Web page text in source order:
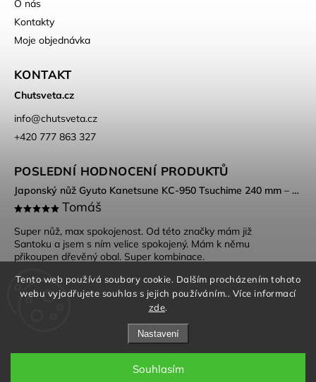
Tento web používá soubory cookie. Dalším procházením tohoto
webu vyjadřujete souhlas s jejich používáním.. Více informací
zde.
Nastavení
Souhlasím
O nás
Kontakty
Moje objednávka
KONTAKT
Chutsveta.cz
info@chutsveta.cz
+420 777 863 327
POSLEDNÍ HODNOCENÍ PRODUKTŮ
Japonský nůž Gyuto Kanetsune KC-950 Tsuchime 240 mm – DSR-1K6 ocel, Tsuchime povrch
Tomáš
Super nůž, max spokojenost. Od této značky mám již
Santoku a jsem s ním velice spokojený. Mám k němu
přikoupen dřevěný obal. Super kombinace.
Obchodní podmínky|Ochrana osobních údajů